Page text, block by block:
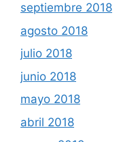
septiembre 2018
agosto 2018
julio 2018
junio 2018
mayo 2018
abril 2018